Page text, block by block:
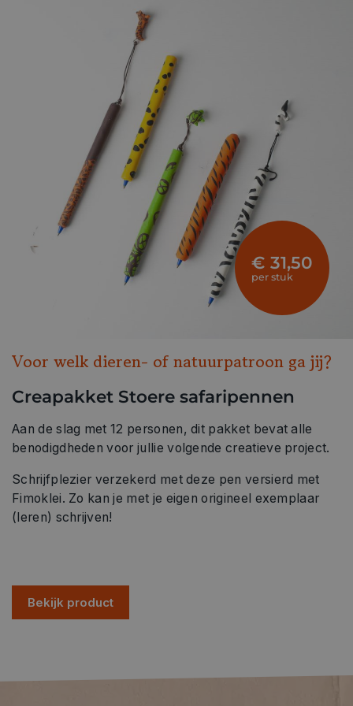
€ 31,50
per stuk
Voor welk dieren- of natuurpatroon ga jij?
Creapakket Stoere safaripennen
Aan de slag met 12 personen, dit pakket bevat alle
benodigdheden voor jullie volgende creatieve project.
Schrijfplezier verzekerd met deze pen versierd met
Fimoklei. Zo kan je met je eigen origineel exemplaar
(leren) schrijven!
Bekijk product